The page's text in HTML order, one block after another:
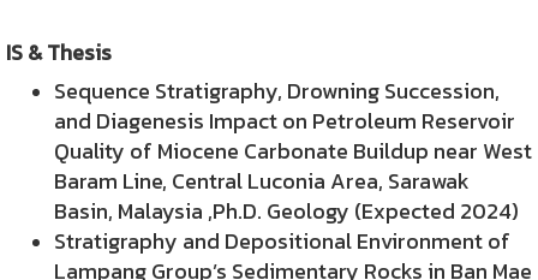
IS & Thesis
Sequence Stratigraphy, Drowning Succession,
and Diagenesis Impact on Petroleum Reservoir
Quality of Miocene Carbonate Buildup near West
Baram Line, Central Luconia Area, Sarawak
Basin, Malaysia ,Ph.D. Geology (Expected 2024)
Stratigraphy and Depositional Environment of
Lampang Group’s Sedimentary Rocks in Ban Mae